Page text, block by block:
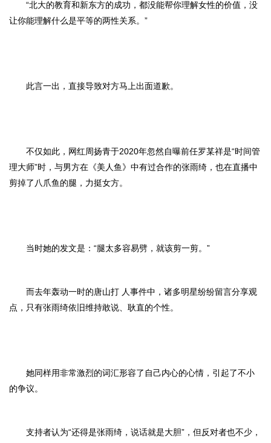
“北大的教育和新东方的成功，都没能帮你理解女性的价值，没
让你能理解什么是平等的两性关系。”
此言一出，直接导致对方马上出面道歉。
不仅如此，网红周扬青于2020年忽然自曝前任罗某祥是“时间管
理大师”时，与男方在《美人鱼》中有过合作的张雨绮，也在直播中
剪掉了八爪鱼的腿，力挺女方。
当时她的发文是：“腿太多容易劈，就该剪一剪。”
而去年轰动一时的唐山打 人事件中，诸多明星纷纷留言分享观
点，只有张雨绮依旧维持敢说、耿直的个性。
她同样用非常激烈的词汇形容了自己内心的心情，引起了不小
的争议。
支持者认为“还得是张雨绮，说话就是大胆”，但反对者也不少，